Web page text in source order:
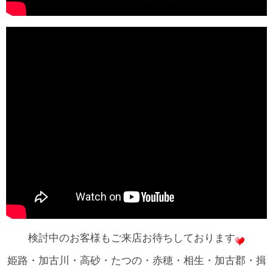
検討中のお客様もご来店お待ちしております
姫路・加古川・高砂・たつの・赤穂・相生・加古郡・揖